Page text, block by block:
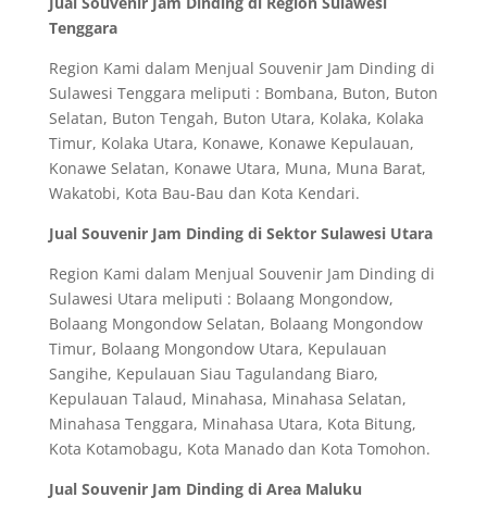
Tenggara
Region Kami dalam Menjual Souvenir Jam Dinding di
Sulawesi Tenggara meliputi : Bombana, Buton, Buton
Selatan, Buton Tengah, Buton Utara, Kolaka, Kolaka
Timur, Kolaka Utara, Konawe, Konawe Kepulauan,
Konawe Selatan, Konawe Utara, Muna, Muna Barat,
Wakatobi, Kota Bau-Bau dan Kota Kendari.
Jual Souvenir Jam Dinding di Sektor Sulawesi Utara
Region Kami dalam Menjual Souvenir Jam Dinding di
Sulawesi Utara meliputi : Bolaang Mongondow,
Bolaang Mongondow Selatan, Bolaang Mongondow
Timur, Bolaang Mongondow Utara, Kepulauan
Sangihe, Kepulauan Siau Tagulandang Biaro,
Kepulauan Talaud, Minahasa, Minahasa Selatan,
Minahasa Tenggara, Minahasa Utara, Kota Bitung,
Kota Kotamobagu, Kota Manado dan Kota Tomohon.
Jual Souvenir Jam Dinding di Area Maluku